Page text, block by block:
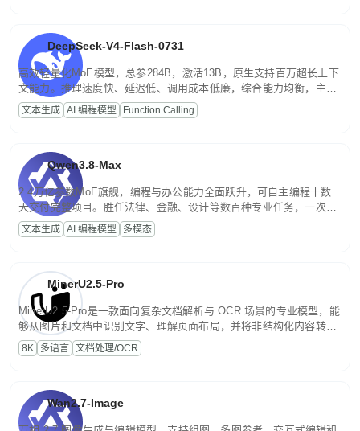
DeepSeek-V4-Flash-0731
高效轻量化MoE模型，总参284B，激活13B，原生支持百万超长上下
文能力。推理速度快、延迟低、调用成本低廉，综合能力均衡，主打
高并发、轻量化任务，适合日常对话、内容创作、基础 RAG、批量
文案处理等普惠刚需场景。
文本生成 AI 编程模型 Function Calling
Qwen3.8-Max
2.4万亿参数MoE旗舰，编程与办公能力全面跃升，可自主编程十数
天交付完整项目。胜任法律、金融、设计等数百种专业任务，一次对
话端到端交付生产级成果。原生视觉理解贯穿规划、执行与验证全流
程，支持超长文档与长视频的深度语义解析。长程任务中自主规划与
文本生成 AI 编程模型 多模态
MinerU2.5-Pro
MinerU2.5-Pro是一款面向复杂文档解析与 OCR 场景的专业模型，能
够从图片和文档中识别文字、理解页面布局，并将非结构化内容转换
为便于存储、检索和二次处理的结构化结果。
8K 多语言 文档处理/OCR
Wan2.7-Image